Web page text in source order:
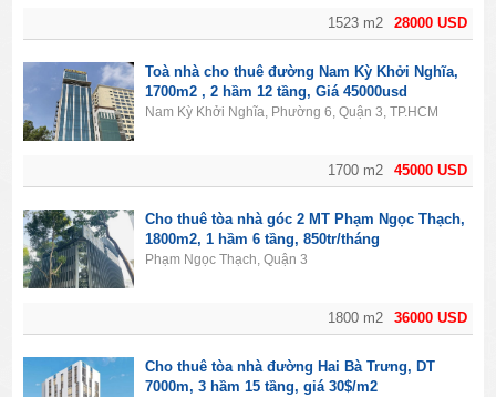
28000 USD
1523 m2
45000 USD
1700 m2
Toà nhà cho thuê đường Nam Kỳ Khởi Nghĩa,
1700m2 , 2 hầm 12 tầng, Giá 45000usd
Nam Kỳ Khởi Nghĩa, Phường 6, Quận 3, TP.HCM
36000 USD
1800 m2
Cho thuê tòa nhà góc 2 MT Phạm Ngọc Thạch,
1800m2, 1 hầm 6 tầng, 850tr/tháng
Phạm Ngọc Thạch, Quận 3
Cho thuê tòa nhà đường Hai Bà Trưng, DT
7000m, 3 hầm 15 tầng, giá 30$/m2